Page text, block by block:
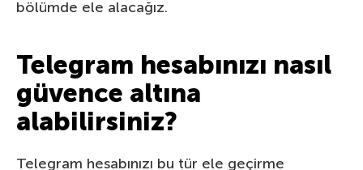
bölümde ele alacağız.
Telegram hesabınızı nasıl
güvence altına
alabilirsiniz?
Telegram hesabınızı bu tür ele geçirme